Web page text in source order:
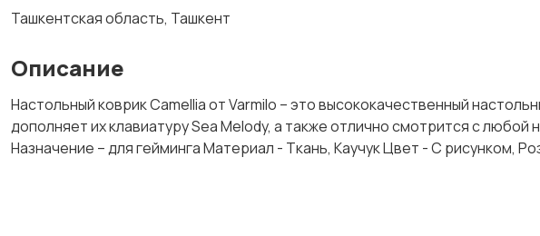
Ташкентская область, Ташкент
Описание
Настольный коврик Camellia от Varmilo – это высококачественный
дополняет их клавиатуру Sea Melody, а также отлично смотрится с
Назначение – для гейминга Материал - Ткань, Каучук Цвет - С рисунком,